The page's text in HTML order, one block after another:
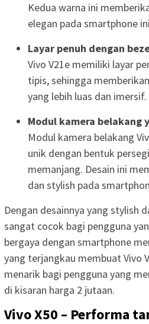
Kedua warna ini
elegan pada smartphone
Layar penuh dengan
Vivo V21e memiliki layar
tipis, sehingga
yang lebih luas dan imersif.
Modul kamera belakang
Modul kamera belakang
unik dengan bentuk
memanjang. Desain ini
dan stylish pada
Dengan desainnya yang stylish
sangat cocok bagi pengguna
bergaya dengan smartphone
yang terjangkau membuat Vivo
menarik bagi pengguna yang
di kisaran harga 2 jutaan.
Vivo X50 – Performa